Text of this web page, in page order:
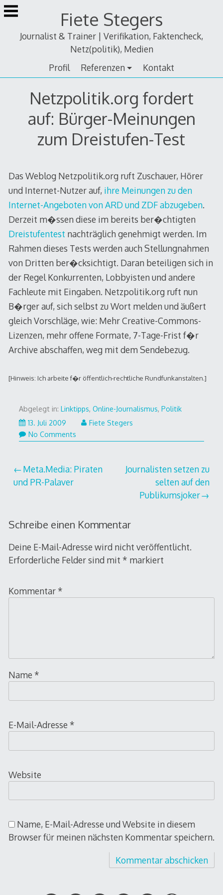
Zum
Inhalt
Fiete Stegers
Journalist & Trainer | Verifikation, Faktencheck,
Netz(politik), Medien
Profil
Referenzen Kontakt
Netzpolitik.org fordert
auf: Bürger-Meinungen
zum Dreistufen-Test
Das Weblog Netzpolitik.org ruft Zuschauer, Hörer
und Internet-Nutzer auf, ihre Meinungen zu den
Internet-Angeboten von ARD und ZDF abzugeben.
Derzeit m�ssen diese im bereits ber�chtigten
Dreistufentest nachträglich genehmigt werden. Im
Rahmen dieses Tests werden auch Stellungnahmen
von Dritten ber�cksichtigt. Daran beteiligen sich in
der Regel Konkurrenten, Lobbyisten und andere
Fachleute mit Eingaben. Netzpolitik.org ruft nun
B�rger auf, sich selbst zu Wort melden und äußert
gleich Vorschläge, wie: Mehr Creative-Commons-
Lizenzen, mehr offene Formate, 7-Tage-Frist f�r
Archive abschaffen, weg mit dem Sendebezug.
[Hinweis: Ich arbeite f�r öffentlich-rechtliche Rundfunkanstalten.]
Abgelegt in: Linktipps, Online-Journalismus, Politik
13. Juli 200925.
Januar
Fiete Stegers
No Comments
Beitragsnavigation
Meta.Media: Piraten
und PR-Palaver
Journalisten setzen zu
selten auf den
Publikumsjoker
Schreibe einen Kommentar
Deine E-Mail-Adresse wird nicht veröffentlicht.
Erforderliche Felder sind mit * markiert
Kommentar *
Name *
E-Mail-Adresse *
Website
Name, E-Mail-Adresse und Website in diesem
Browser für meinen nächsten Kommentar speichern.